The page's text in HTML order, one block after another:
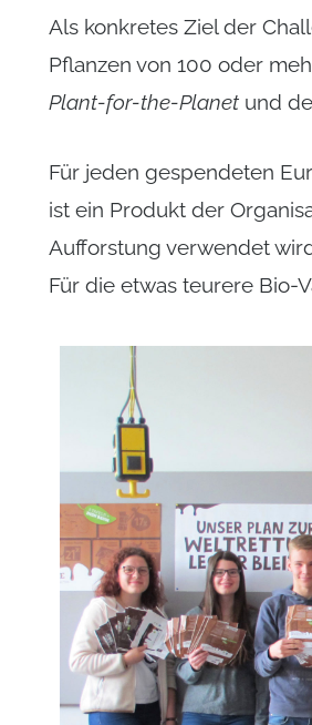
Als konkretes Ziel der
Pflanzen von 100 oder
Plant-for-the-Planet und
Für jeden gespendeten
ist ein Produkt der
Aufforstung verwendet
Für die etwas teurere Bio-